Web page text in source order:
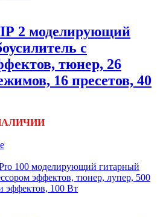
2 моделирующий
с
тюнер, 26
16 пресетов, 40